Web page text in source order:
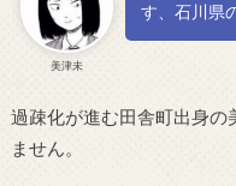
美津未
す、石川県
過疎化が進む田舎町出身の
ません。